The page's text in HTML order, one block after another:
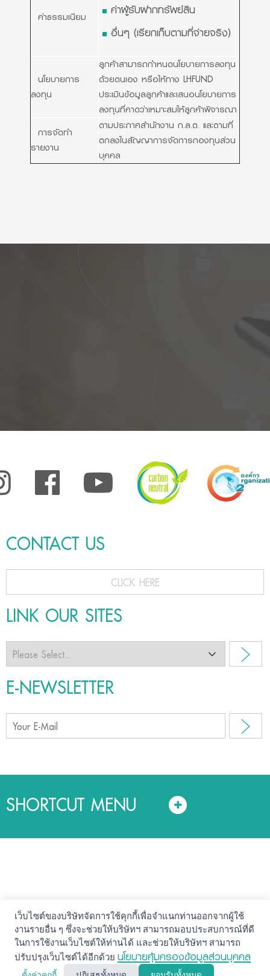
ค่าธรรมเนียม
ค่าผู้รับฝากทรัพย์สิน
อื่นๆ (เรียกเก็บตามที่จ่ายจริง)
นโยบายการ
ลงทุน
ลูกค้าสามารถกำหนดนโยบายการลงทุน
ด้วยตนเอง หรือให้ทาง LHFUND
ประเมินข้อมูลลูกค้าและเสนอนโยบายการ
ลงทุนที่คาดว่าเหมาะสมให้ลูกค้าพิจารณา
การจัดทำ
รายงาน
ตามประกาศสำนักงาน ก.ล.ต. และตามที่
ตกลงในสัญญาการจัดการกองทุนส่วน
บุคคล
CONTACT US
CLICK HERE
LINK OUR SITES
E-NEWSLETTER
SHORTCUT MENU
© สงวนลิขสิทธิ์ 2561. บริษัทหลักทรัพย์จัดการกองทุน แลนด์
แอนด์ เฮ้าส์ จำกัด
นโยบายความปลอดภัย
คำสงวนสิทธิ์
นโยบายคุ้มครองข้อมูลส่วนบุคคล (Privacy Notice)
เว็บไซต์ของบริษัทจัดการใช้คุกกี้เพื่อจำแนกท่านออกจากผู้ใช้
งานรายอื่น ๆ ซึ่งจะช่วยให้บริษัทฯ สามารถมอบประสบการณ์ที่ดี
ในการใช้งานเว็บไซต์ให้ท่านได้ และช่วยให้บริษัทฯ สามารถ
ปรับปรุงเว็บไซต์ได้อีกด้วย นโยบายคุ้มครองข้อมูลส่วนบุคคล